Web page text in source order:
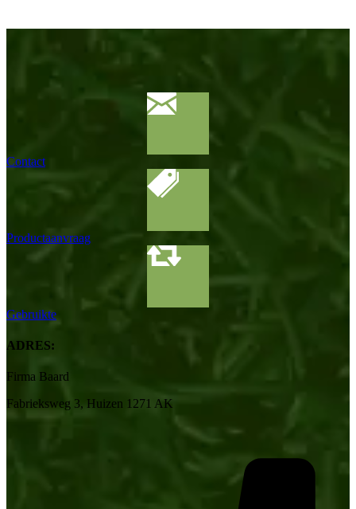
Contact
Productaanvraag
Gebruikte
ADRES:
Firma Baard
Fabrieksweg 3, Huizen 1271 AK